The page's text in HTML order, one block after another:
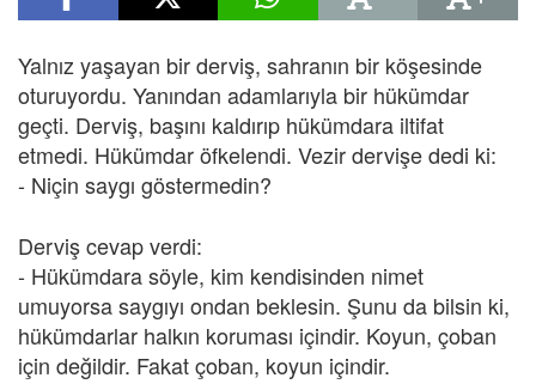
Yalnız yaşayan bir derviş, sahranın bir köşesinde
oturuyordu. Yanından adamlarıyla bir hükümdar
geçti. Derviş, başını kaldırıp hükümdara iltifat
etmedi. Hükümdar öfkelendi. Vezir dervişe dedi ki:
- Niçin saygı göstermedin?
Derviş cevap verdi:
- Hükümdara söyle, kim kendisinden nimet
umuyorsa saygıyı ondan beklesin. Şunu da bilsin ki,
hükümdarlar halkın koruması içindir. Koyun, çoban
için değildir. Fakat çoban, koyun içindir.